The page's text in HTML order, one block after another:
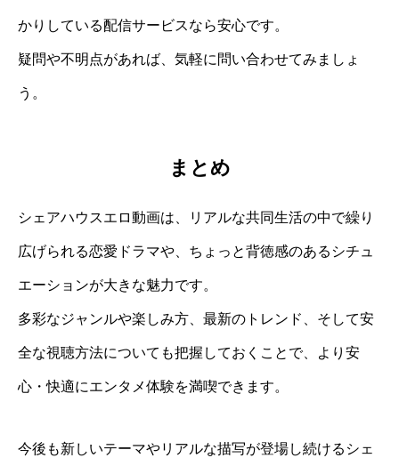
かりしている配信サービスなら安心です。
疑問や不明点があれば、気軽に問い合わせてみましょ
う。
まとめ
シェアハウスエロ動画は、リアルな共同生活の中で繰り
広げられる恋愛ドラマや、ちょっと背徳感のあるシチュ
エーションが大きな魅力です。
多彩なジャンルや楽しみ方、最新のトレンド、そして安
全な視聴方法についても把握しておくことで、より安
心・快適にエンタメ体験を満喫できます。
今後も新しいテーマやリアルな描写が登場し続けるシェ